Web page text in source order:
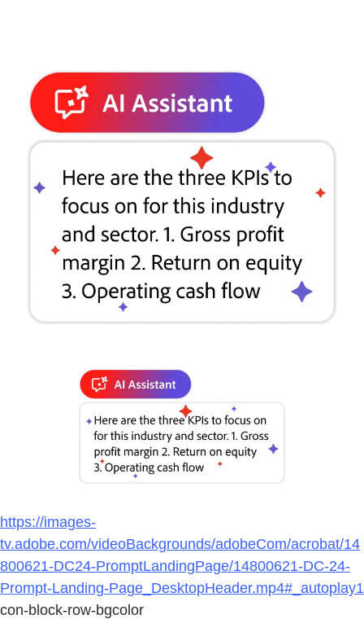
https://images-
tv.adobe.com/videoBackgrounds/adobeCom/acrobat/14
800621-DC24-PromptLandingPage/14800621-DC-24-
Prompt-Landing-Page_DesktopHeader.mp4#_autoplay1
con-block-row-bgcolor